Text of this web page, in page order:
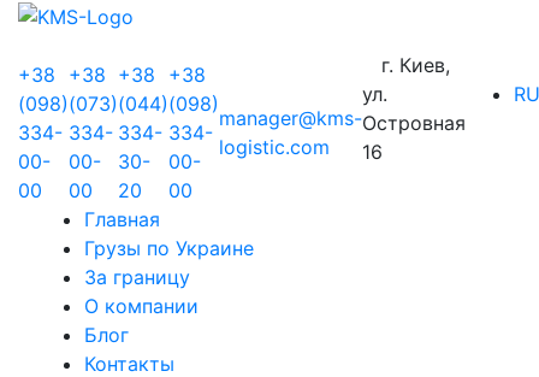
+38
(098)
334-
00-
00
+38
(073)
334-
00-
00
+38
(044)
334-
30-
20
+38
(098)
334-
00-
00
manager@kms-
logistic.com
г. Киев,
ул.
Островная
16
RU
Главная
Грузы по Украине
За границу
О компании
Блог
Контакты